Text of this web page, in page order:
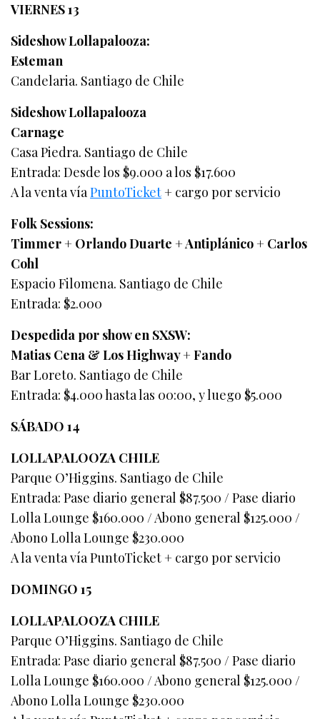
VIERNES 13
Sideshow Lollapalooza:
Esteman
Candelaria. Santiago de Chile
Sideshow Lollapalooza
Carnage
Casa Piedra. Santiago de Chile
Entrada: Desde los $9.000 a los $17.600
A la venta víaPuntoTicket + cargo por servicio
Folk Sessions:
Timmer + Orlando Duarte + Antiplánico + Carlos
Cohl
Espacio Filomena. Santiago de Chile
Entrada: $2.000
Despedida por show en SXSW:
Matias Cena & Los Highway + Fando
Bar Loreto. Santiago de Chile
Entrada: $4.000 hasta las 00:00, y luego $5.000
SÁBADO 14
LOLLAPALOOZA CHILE
Parque O’Higgins. Santiago de Chile
Entrada: Pase diario general $87.500 / Pase diario
Lolla Lounge $160.000 / Abono general $125.000 /
Abono Lolla Lounge $230.000
A la venta vía PuntoTicket + cargo por servicio
DOMINGO 15
LOLLAPALOOZA CHILE
Parque O’Higgins. Santiago de Chile
Entrada: Pase diario general $87.500 / Pase diario
Lolla Lounge $160.000 / Abono general $125.000 /
Abono Lolla Lounge $230.000